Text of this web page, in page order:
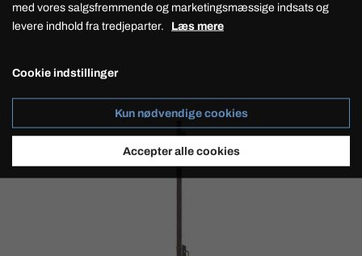
med vores salgsfremmende og marketingsmæssige indsats og
levere indhold fra tredjeparter. Læs mere
Cookie indstillinger
Kun nødvendige cookies
Accepter alle cookies